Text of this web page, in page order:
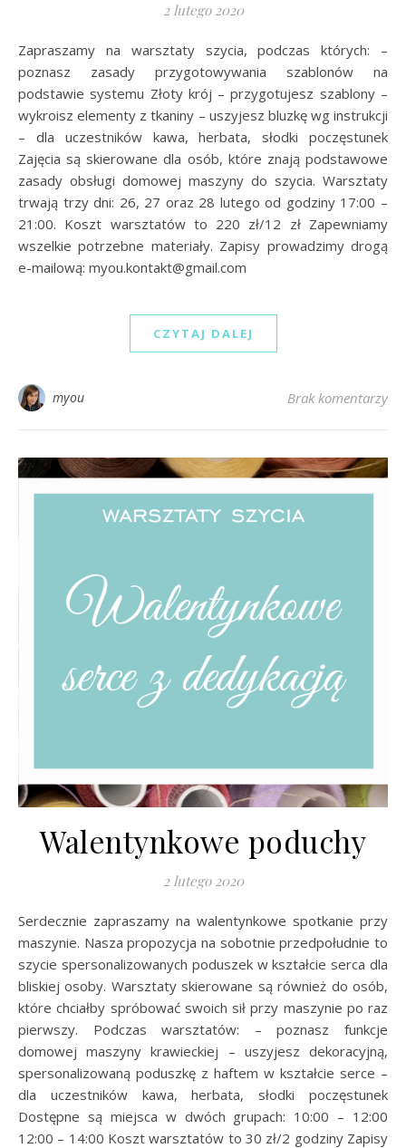
2 lutego 2020
Zapraszamy na warsztaty szycia, podczas których: –
poznasz zasady przygotowywania szablonów na
podstawie systemu Złoty krój – przygotujesz szablony –
wykroisz elementy z tkaniny – uszyjesz bluzkę wg instrukcji
– dla uczestników kawa, herbata, słodki poczęstunek
Zajęcia są skierowane dla osób, które znają podstawowe
zasady obsługi domowej maszyny do szycia. Warsztaty
trwają trzy dni: 26, 27 oraz 28 lutego od godziny 17:00 –
21:00. Koszt warsztatów to 220 zł/12 zł Zapewniamy
wszelkie potrzebne materiały. Zapisy prowadzimy drogą
e-mailową: myou.kontakt@gmail.com
CZYTAJ DALEJ
myou Brak komentarzy
Walentynkowe poduchy
2 lutego 2020
Serdecznie zapraszamy na walentynkowe spotkanie przy
maszynie. Nasza propozycja na sobotnie przedpołudnie to
szycie spersonalizowanych poduszek w kształcie serca dla
bliskiej osoby. Warsztaty skierowane są również do osób,
które chciałby spróbować swoich sił przy maszynie po raz
pierwszy. Podczas warsztatów: – poznasz funkcje
domowej maszyny krawieckiej – uszyjesz dekoracyjną,
spersonalizowaną poduszkę z haftem w kształcie serce –
dla uczestników kawa, herbata, słodki poczęstunek
Dostępne są miejsca w dwóch grupach: 10:00 – 12:00
12:00 – 14:00 Koszt warsztatów to 30 zł/2 godziny Zapisy